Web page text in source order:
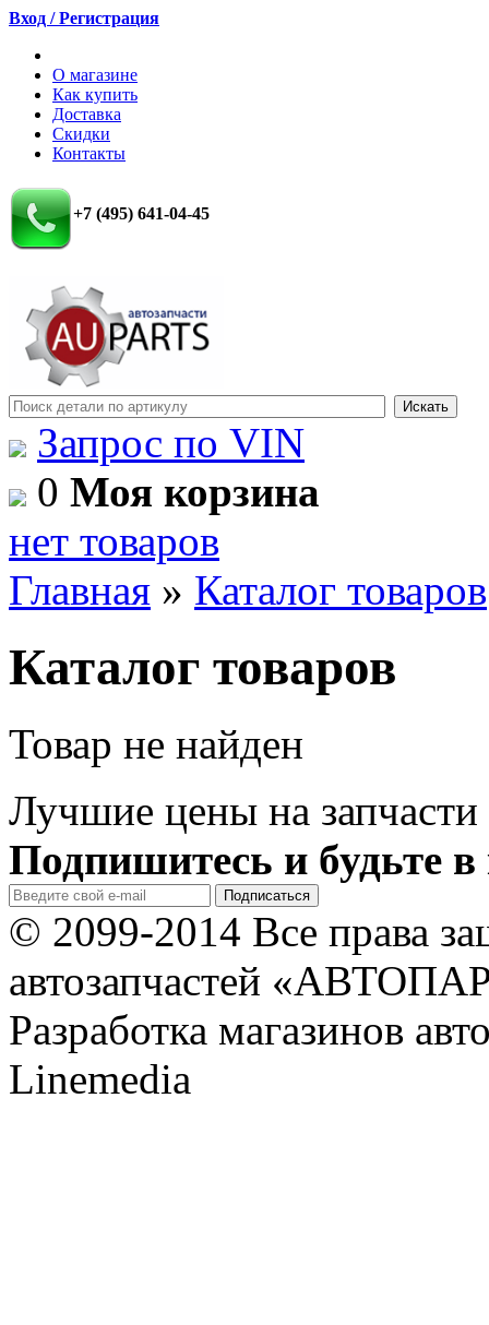
Вход / Регистрация
О магазине
Как купить
Доставка
Скидки
Контакты
+7 (495) 641-04-45
Запрос по VIN
0 Моя корзина
нет товаров
Главная » Каталог товаров
Каталог товаров
Товар не найден
Лучшие цены на запчасти
Подпишитесь и будьте в
© 2099-2014 Все права
автозапчастей
Разработка магазинов
Linemedia